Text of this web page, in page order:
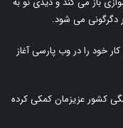
دگرگونی می شود.
خود را در وب پارسی آغاز
کشور عزیزمان کمکی کرده